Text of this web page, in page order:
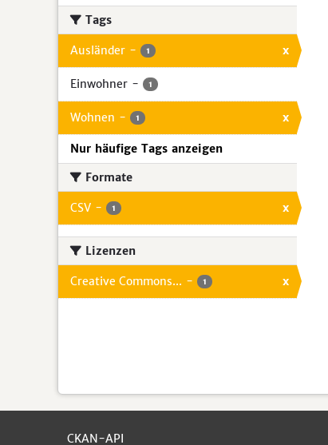
Tags
Ausländer - 1 x
Einwohner - 1
Wohnen - 1 x
Nur häufige Tags anzeigen
Formate
CSV - 1 x
Lizenzen
Creative Commons... - 1 x
CKAN-API